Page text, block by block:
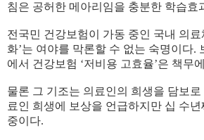
침은 공허한 메아리임을 충분한 학습효
전국민 건강보험이 가동 중인 국내 의료
화’는 여야를 막론할 수 없는 숙명이다.
에서 건강보험 ‘저비용 고효율’은 책무
물론 그 기조는 의료인의 희생을 담보로
료인 희생에 보상을 언급하지만 십 수년
중이다.